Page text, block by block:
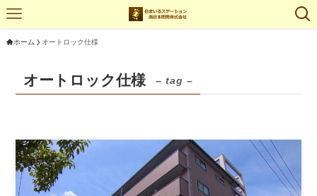
ホーム オートロック仕様
オートロック仕様 – tag –